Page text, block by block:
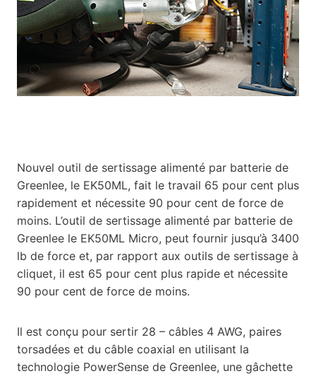
Nouvel outil de sertissage alimenté par batterie de
Greenlee, le EK50ML, fait le travail 65 pour cent plus
rapidement et nécessite 90 pour cent de force de
moins. L’outil de sertissage alimenté par batterie de
Greenlee le EK50ML Micro, peut fournir jusqu’à 3400
lb de force et, par rapport aux outils de sertissage à
cliquet, il est 65 pour cent plus rapide et nécessite
90 pour cent de force de moins.
Il est conçu pour sertir 28 – câbles 4 AWG, paires
torsadées et du câble coaxial en utilisant la
technologie PowerSense de Greenlee, une gâchette